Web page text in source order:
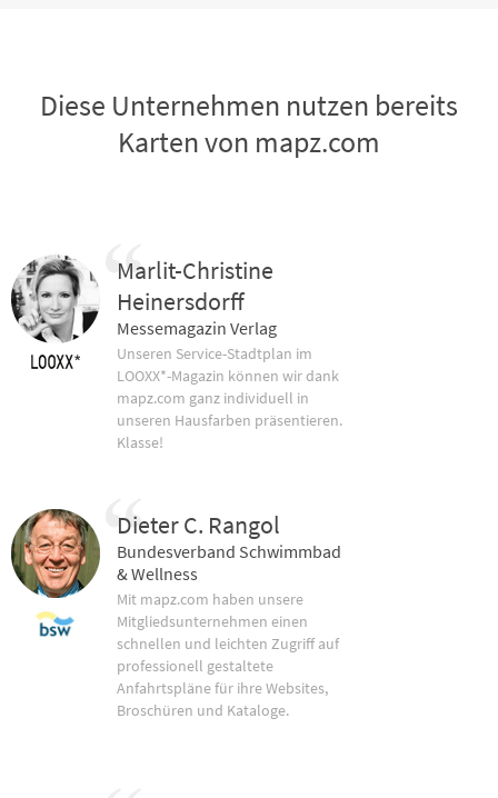
Diese Unternehmen nutzen bereits
Karten von mapz.com
Marlit-Christine
Heinersdorff
Messemagazin Verlag
Unseren Service-Stadtplan im
LOOXX*-Magazin können wir dank
mapz.com ganz individuell in
unseren Hausfarben präsentieren.
Klasse!
Dieter C. Rangol
Bundesverband Schwimmbad
& Wellness
Mit mapz.com haben unsere
Mitgliedsunternehmen einen
schnellen und leichten Zugriff auf
professionell gestaltete
Anfahrtspläne für ihre Websites,
Broschüren und Kataloge.